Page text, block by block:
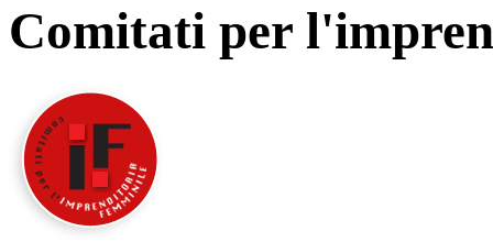
Comitati per